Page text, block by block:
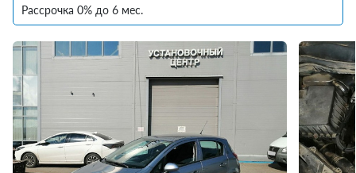
Рассрочка 0% до 6 мес.